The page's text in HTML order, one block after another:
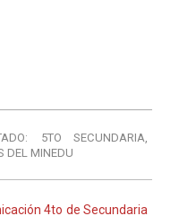
5TO SECUNDARIA
DEL MINEDU
4to de Secundaria